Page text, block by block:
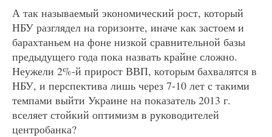
А так называемый экономический рост, который
НБУ разглядел на горизонте, иначе как застоем и
барахтаньем на фоне низкой сравнительной базы
предыдущего года пока назвать крайне сложно.
Неужели 2%-й прирост ВВП, которым бахвалятся в
НБУ, и перспектива лишь через 7-10 лет с такими
темпами выйти Украине на показатель 2013 г.
вселяет стойкий оптимизм в руководителей
центробанка?